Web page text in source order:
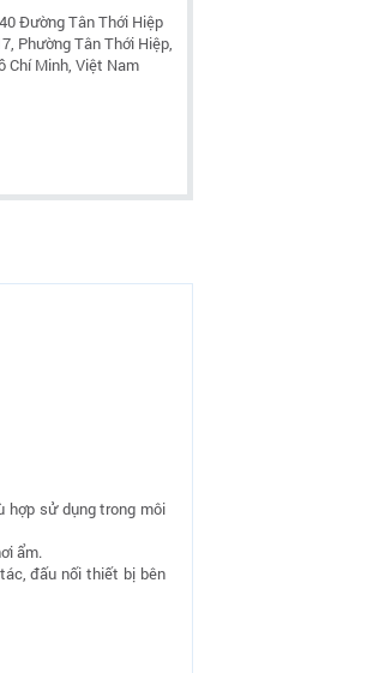
Đường Tân Thới Hiệp
Phường Tân Thới Hiệp,
Chí Minh, Việt Nam
hợp sử dụng trong môi
ẩm.
đấu nối thiết bị bên